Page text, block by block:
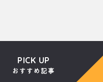
PICK UP
おすすめ記事